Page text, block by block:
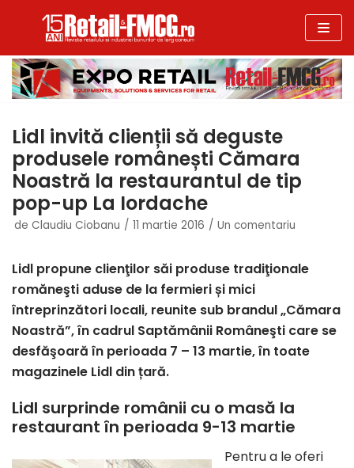
la
conținut
Lidl invită clienții să deguste
produsele românești Cămara
Noastră la restaurantul de tip
pop-up La Iordache
de Claudiu Ciobanu 11 martie 2016 Un comentariu
Lidl propune clienţilor săi produse tradiţionale
romăneşti aduse de la fermieri și mici
întreprinzători locali, reunite sub brandul „Cămara
Noastră”, în cadrul Saptămânii Româneşti care se
desfăşoară în perioada 7 – 13 martie, în toate
magazinele Lidl din țară.
Lidl surprinde românii cu o masă la
restaurant în perioada 9-13 martie
Pentru a le oferi